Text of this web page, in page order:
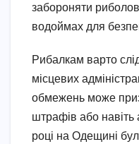
забороняти
водоймах для
Рибалкам варто
місцевих
обмежень може
штрафів або
році на Одещині